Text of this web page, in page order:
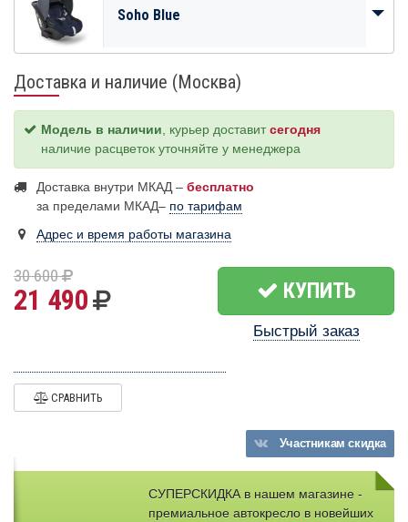
Soho Blue
Доставка и наличие (Москва)
Модель в наличии, курьер доставитсегодня
наличие расцветок уточняйте у менеджера
Доставка внутри МКАД – бесплатно
за пределами МКАД– по тарифам
Адрес и время работы магазина
30 600
21 490 КУПИТЬ
Быстрый заказ
СРАВНИТЬ
Участникамскидка
СУПЕРСКИДКА в нашем магазине -
премиальное автокресло в новейших